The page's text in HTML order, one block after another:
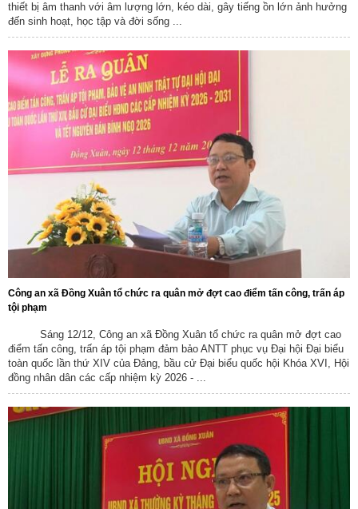
thiết bị âm thanh với âm lượng lớn, kéo dài, gây tiếng ồn lớn ảnh hưởng
đến sinh hoạt, học tập và đời sống ...
Công an xã Đồng Xuân tổ chức ra quân mở đợt cao điểm tấn công, trấn áp
tội phạm
Sáng 12/12, Công an xã Đồng Xuân tổ chức ra quân mở đợt cao
điểm tấn công, trấn áp tội phạm đảm bảo ANTT phục vụ Đại hội Đại biểu
toàn quốc lần thứ XIV của Đảng, bầu cử Đại biểu quốc hội Khóa XVI, Hội
đồng nhân dân các cấp nhiệm kỳ 2026 - ...